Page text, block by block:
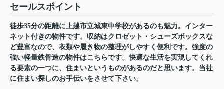
セールスポイント
徒歩35分の距離に上越市立城東中学校があるのも魅力。インター
ネット付きの物件です。収納はクロゼット・シューズボックスな
ど豊富なので、衣類や履き物の整理がしやすく便利です。強度の
強い軽量鉄骨造の物件はこちらです。快適な生活を実現してくれ
る要素の一つに、住まいというものがあるのだと思います。当社
に住まい探しのお手伝いをさせて下さい。